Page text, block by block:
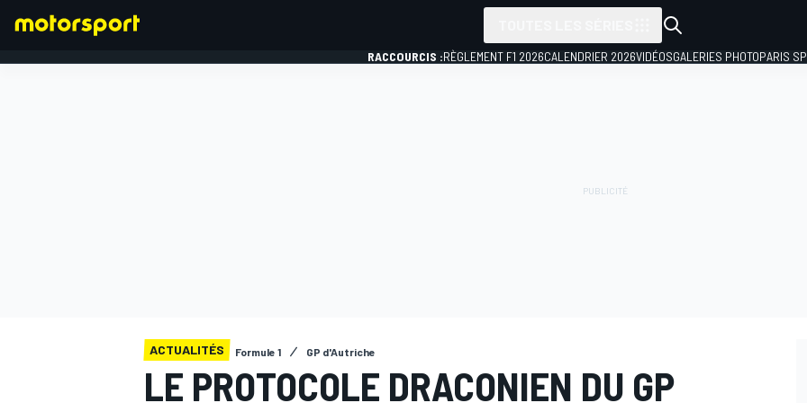
RACCOURCIS :RÈGLEMENT F1 2026CALENDRIER 2026VIDÉOSGALERIES PHOTOPARIS
ACTUALITÉS Formule 1 GP d'Autriche
LE PROTOCOLE DRACONIEN DU GP